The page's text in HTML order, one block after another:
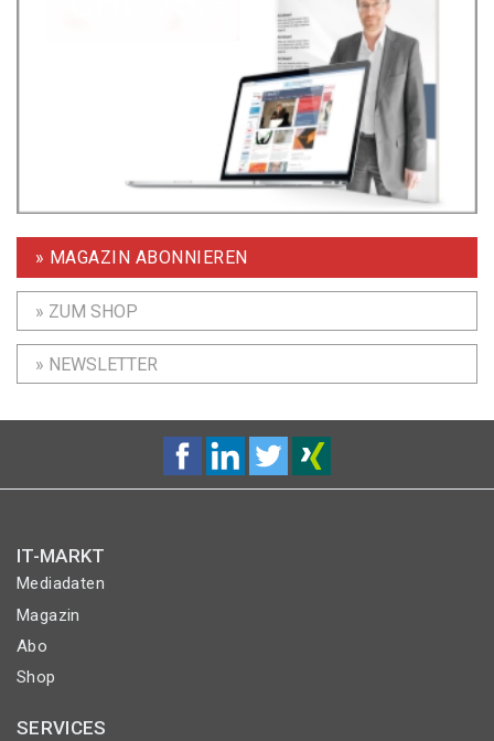
» MAGAZIN ABONNIEREN
» ZUM SHOP
» NEWSLETTER
IT-MARKT
Mediadaten
Magazin
Abo
Shop
SERVICES